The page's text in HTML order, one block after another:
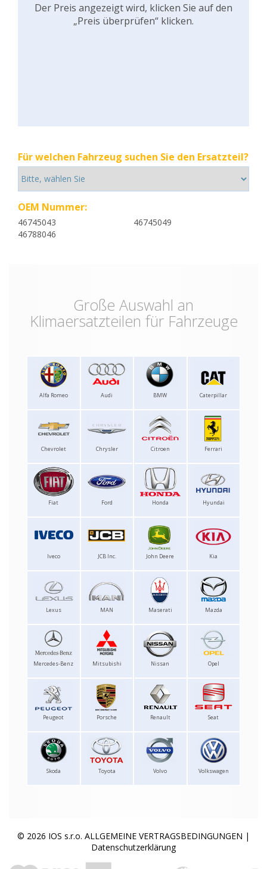
Der Preis angezeigt wird, klicken Sie auf den
„Preis überprüfen“ klicken.
Für welchen Fahrzeug suchen Sie den Ersatzteil?
OEM Nummer:
46745043
46745049
46788046
Große Auswahl an
Klimaersatzteilen für Fahrzeuge
Alfa Romeo Audi BMW Caterpillar
Chevrolet Chrysler Citroen Ferrari
Fiat Ford Honda Hyundai
Iveco JCB Inc. John Deere Kia
Lexus MAN Maserati Mazda
Mercedes-Benz Mitsubishi Nissan Opel
Peugeot Porsche Renault Seat
Skoda Toyota Volvo Volkswagen
© 2026 IOS s.r.o. ALLGEMEINE VERTRAGSBEDINGUNGEN |
Datenschutzerklärung